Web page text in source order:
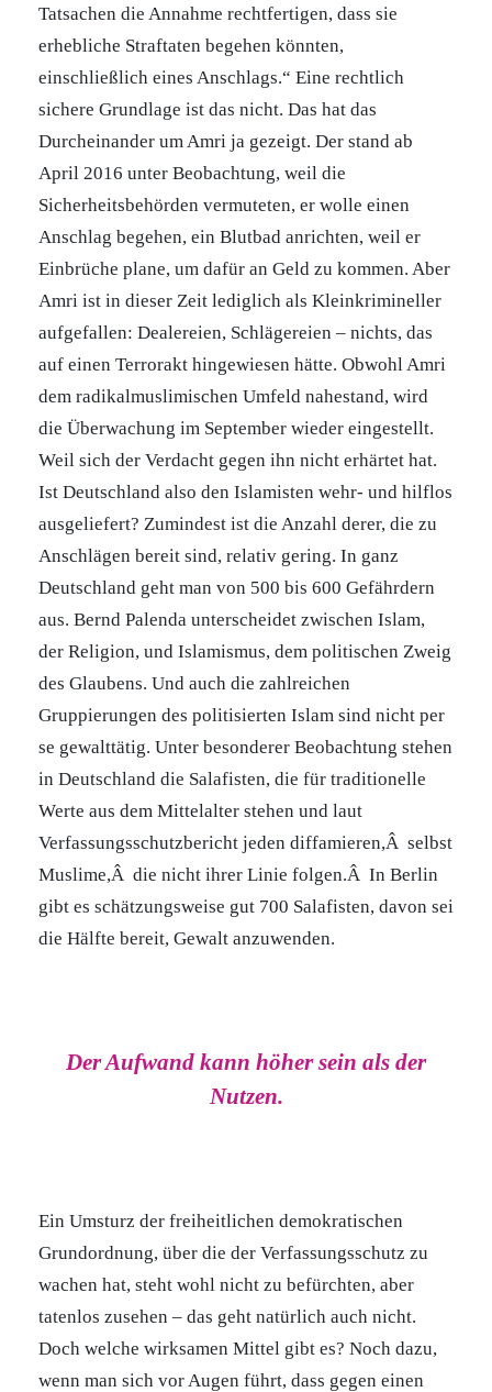
Tatsachen die Annahme rechtfertigen, dass sie
erhebliche Straftaten begehen könnten,
einschließlich eines Anschlags.“ Eine rechtlich
sichere Grundlage ist das nicht. Das hat das
Durcheinander um Amri ja gezeigt. Der stand ab
April 2016 unter Beobachtung, weil die
Sicherheitsbehörden vermuteten, er wolle einen
Anschlag begehen, ein Blutbad anrichten, weil er
Einbrüche plane, um dafür an Geld zu kommen. Aber
Amri ist in dieser Zeit lediglich als Kleinkrimineller
aufgefallen: Dealereien, Schlägereien – nichts, das
auf einen Terrorakt hingewiesen hätte. Obwohl Amri
dem radikalmuslimischen Umfeld nahestand, wird
die Überwachung im September wieder eingestellt.
Weil sich der Verdacht gegen ihn nicht erhärtet hat.
Ist Deutschland also den Islamisten wehr- und hilflos
ausgeliefert? Zumindest ist die Anzahl derer, die zu
Anschlägen bereit sind, relativ gering. In ganz
Deutschland geht man von 500 bis 600 Gefährdern
aus. Bernd Palenda unterscheidet zwischen Islam,
der Religion, und Islamismus, dem politischen Zweig
des Glaubens. Und auch die zahlreichen
Gruppierungen des politisierten Islam sind nicht per
se gewalttätig. Unter besonderer Beobachtung stehen
in Deutschland die Salafisten, die für traditionelle
Werte aus dem Mittelalter stehen und laut
Verfassungsschutzbericht jeden diffamieren,Â selbst
Muslime,Â die nicht ihrer Linie folgen.Â In Berlin
gibt es schätzungsweise gut 700 Salafisten, davon sei
die Hälfte bereit, Gewalt anzuwenden.
Der Aufwand kann höher sein als der
Nutzen.
Ein Umsturz der freiheitlichen demokratischen
Grundordnung, über die der Verfassungsschutz zu
wachen hat, steht wohl nicht zu befürchten, aber
tatenlos zusehen – das geht natürlich auch nicht.
Doch welche wirksamen Mittel gibt es? Noch dazu,
wenn man sich vor Augen führt, dass gegen einen